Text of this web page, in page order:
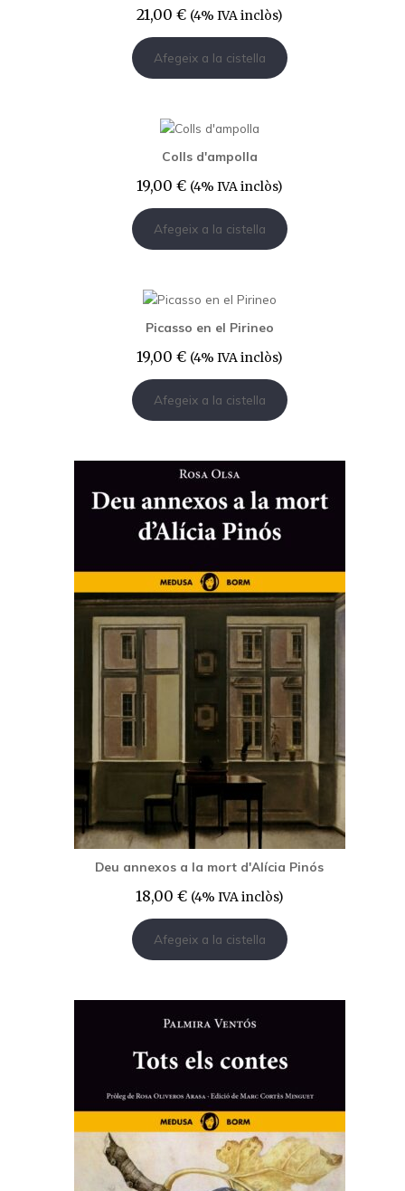
21,00 € (4% IVA inclòs)
Afegeix a la cistella
Colls d'ampolla
19,00 € (4% IVA inclòs)
Afegeix a la cistella
Picasso en el Pirineo
19,00 € (4% IVA inclòs)
Afegeix a la cistella
Deu annexos a la mort d'Alícia Pinós
18,00 € (4% IVA inclòs)
Afegeix a la cistella